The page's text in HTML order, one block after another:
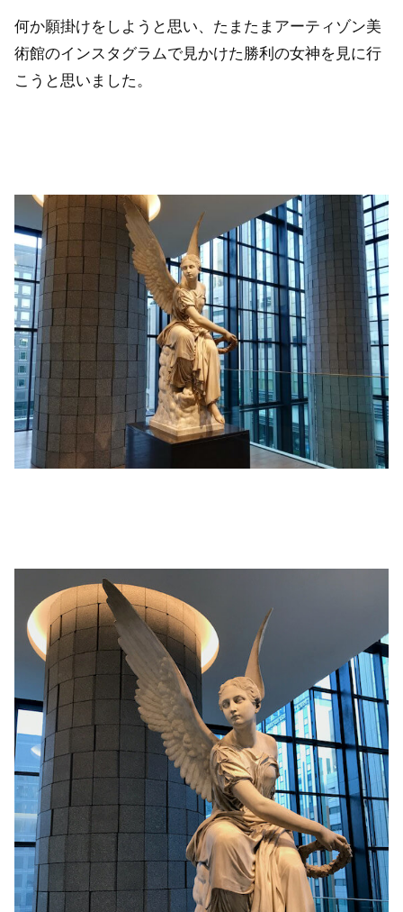
何か願掛けをしようと思い、たまたまアーティゾン美
術館のインスタグラムで見かけた勝利の女神を見に行
こうと思いました。